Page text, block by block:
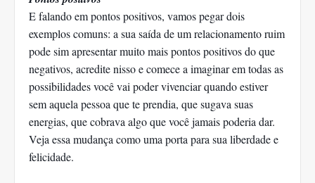
E falando em pontos positivos, vamos pegar dois
exemplos comuns: a sua saída de um relacionamento ruim
pode sim apresentar muito mais pontos positivos do que
negativos, acredite nisso e comece a imaginar em todas as
possibilidades você vai poder vivenciar quando estiver
sem aquela pessoa que te prendia, que sugava suas
energias, que cobrava algo que você jamais poderia dar.
Veja essa mudança como uma porta para sua liberdade e
felicidade.